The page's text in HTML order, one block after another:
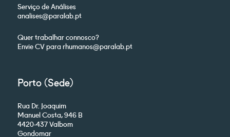
Serviço de Análises
analises@paralab.pt
Quer trabalhar connosco?
Envie CV para rhumanos@paralab.pt
Porto (Sede)
Rua Dr. Joaquim
Manuel Costa, 946 B
4420-437 Valbom
Gondomar